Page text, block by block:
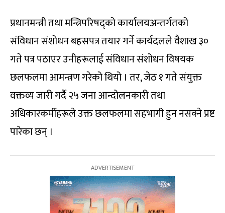
प्रधानमन्त्री तथा मन्त्रिपरिषद्को कार्यालयअन्तर्गतको
संविधान संशोधन बहसपत्र तयार गर्ने कार्यदलले वैशाख ३०
गते पत्र पठाएर उनीहरूलाई संविधान संशोधन विषयक
छलफलमा आमन्त्रण गरेको थियो । तर, जेठ १ गते संयुक्त
वक्तव्य जारी गर्दै २५ जना आन्दोलनकारी तथा
अधिकारकर्मीहरूले उक्त छलफलमा सहभागी हुन नसक्ने प्रष्ट
पारेका छन् ।